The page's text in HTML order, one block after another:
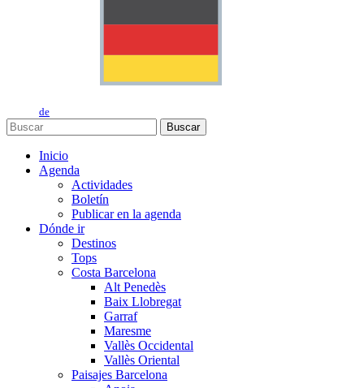
de
Buscar
Inicio
Agenda
Actividades
Boletín
Publicar en la agenda
Dónde ir
Destinos
Tops
Costa Barcelona
Alt Penedès
Baix Llobregat
Garraf
Maresme
Vallès Occidental
Vallès Oriental
Paisajes Barcelona